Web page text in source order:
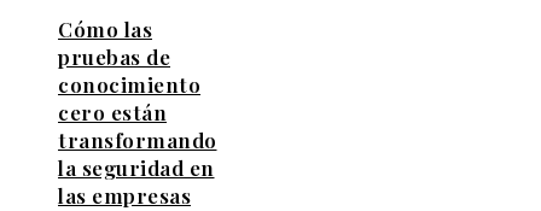
Cómo las
pruebas de
conocimiento
cero están
transformando
la seguridad en
las empresas